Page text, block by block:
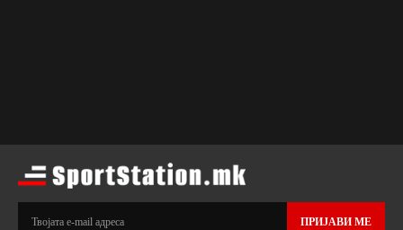
ПРИЈАВИ МЕ